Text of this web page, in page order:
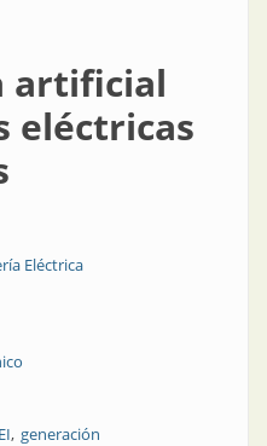
artificial
eléctricas
Eléctrica
generación